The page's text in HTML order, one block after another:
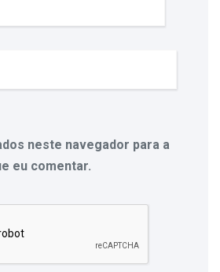
neste navegador para a
eu comentar.